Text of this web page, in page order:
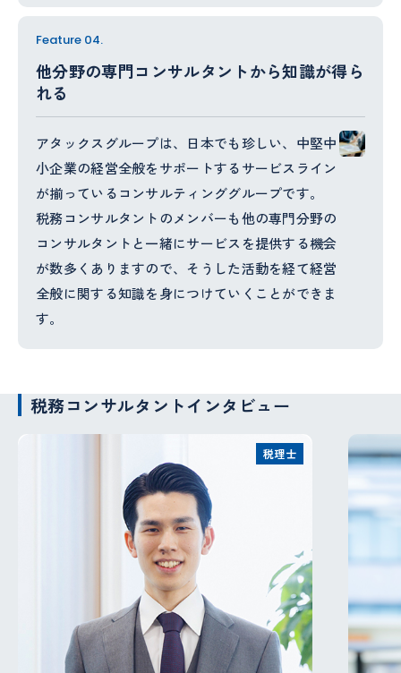
Feature 04.
他分野の専門コンサルタントから知識が得ら
れる
アタックスグループは、日本でも珍しい、中堅中
小企業の経営全般をサポートするサービスライン
が揃っているコンサルティンググループです。
税務コンサルタントのメンバーも他の専門分野の
コンサルタントと一緒にサービスを提供する機会
が数多くありますので、そうした活動を経て経営
全般に関する知識を身につけていくことができま
す。
税務コンサルタントインタビュー
税理士